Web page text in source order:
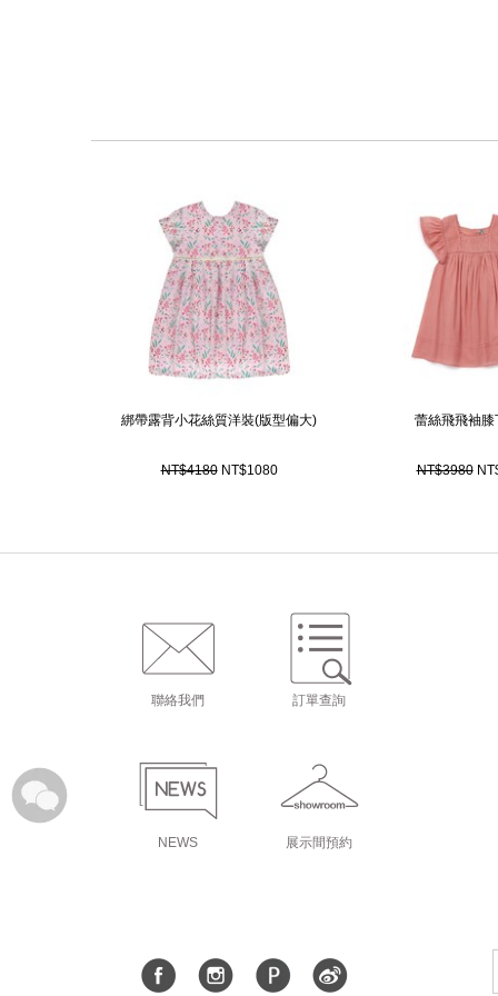
綁帶露背小花絲質洋裝(版型偏大)
NT$4180 NT$1080
蕾絲飛飛袖膝
NT$3980
聯絡我們 訂單查詢
NEWS 展示間預約